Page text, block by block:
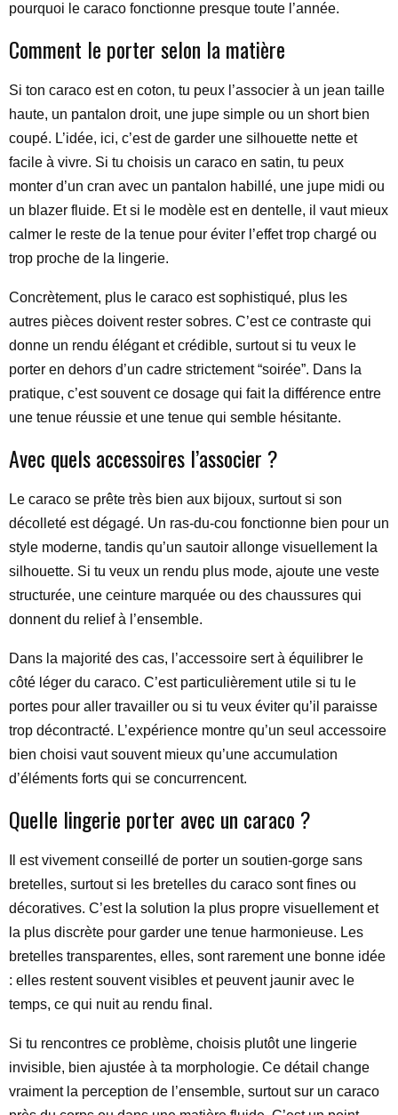
pourquoi le caraco fonctionne presque toute l’année.
Comment le porter selon la matière
Si ton caraco est en coton, tu peux l’associer à un jean taille
haute, un pantalon droit, une jupe simple ou un short bien
coupé. L’idée, ici, c’est de garder une silhouette nette et
facile à vivre. Si tu choisis un caraco en satin, tu peux
monter d’un cran avec un pantalon habillé, une jupe midi ou
un blazer fluide. Et si le modèle est en dentelle, il vaut mieux
calmer le reste de la tenue pour éviter l’effet trop chargé ou
trop proche de la lingerie.
Concrètement, plus le caraco est sophistiqué, plus les
autres pièces doivent rester sobres. C’est ce contraste qui
donne un rendu élégant et crédible, surtout si tu veux le
porter en dehors d’un cadre strictement “soirée”. Dans la
pratique, c’est souvent ce dosage qui fait la différence entre
une tenue réussie et une tenue qui semble hésitante.
Avec quels accessoires l’associer ?
Le caraco se prête très bien aux bijoux, surtout si son
décolleté est dégagé. Un ras-du-cou fonctionne bien pour un
style moderne, tandis qu’un sautoir allonge visuellement la
silhouette. Si tu veux un rendu plus mode, ajoute une veste
structurée, une ceinture marquée ou des chaussures qui
donnent du relief à l’ensemble.
Dans la majorité des cas, l’accessoire sert à équilibrer le
côté léger du caraco. C’est particulièrement utile si tu le
portes pour aller travailler ou si tu veux éviter qu’il paraisse
trop décontracté. L’expérience montre qu’un seul accessoire
bien choisi vaut souvent mieux qu’une accumulation
d’éléments forts qui se concurrencent.
Quelle lingerie porter avec un caraco ?
Il est vivement conseillé de porter un soutien-gorge sans
bretelles, surtout si les bretelles du caraco sont fines ou
décoratives. C’est la solution la plus propre visuellement et
la plus discrète pour garder une tenue harmonieuse. Les
bretelles transparentes, elles, sont rarement une bonne idée
: elles restent souvent visibles et peuvent jaunir avec le
temps, ce qui nuit au rendu final.
Si tu rencontres ce problème, choisis plutôt une lingerie
invisible, bien ajustée à ta morphologie. Ce détail change
vraiment la perception de l’ensemble, surtout sur un caraco